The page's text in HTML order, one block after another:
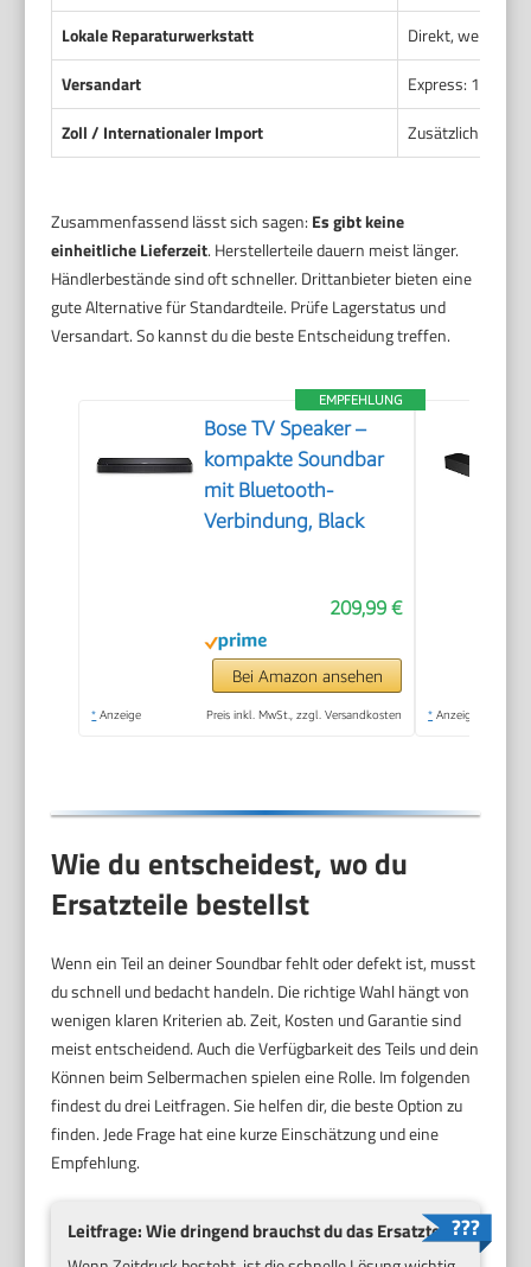
Lokale Reparaturwerkstatt
Direkt, wenn
Versandart
Express: 1–3
Zoll / Internationaler Import
Zusätzlich 3–14
Zusammenfassend lässt sich sagen: Es gibt keine
einheitliche Lieferzeit. Herstellerteile dauern meist länger.
Händlerbestände sind oft schneller. Drittanbieter bieten eine
gute Alternative für Standardteile. Prüfe Lagerstatus und
Versandart. So kannst du die beste Entscheidung treffen.
EMPFEHLUNG
Bose TV Speaker –
kompakte Soundbar
mit Bluetooth-
Verbindung, Black
209,99 €
Bei Amazon ansehen
* Anzeige Preis inkl. MwSt., zzgl. Versandkosten * Anzeige
Wie du entscheidest, wo du
Ersatzteile bestellst
Wenn ein Teil an deiner Soundbar fehlt oder defekt ist, musst
du schnell und bedacht handeln. Die richtige Wahl hängt von
wenigen klaren Kriterien ab. Zeit, Kosten und Garantie sind
meist entscheidend. Auch die Verfügbarkeit des Teils und dein
Können beim Selbermachen spielen eine Rolle. Im folgenden
findest du drei Leitfragen. Sie helfen dir, die beste Option zu
finden. Jede Frage hat eine kurze Einschätzung und eine
Empfehlung.
Leitfrage: Wie dringend brauchst du das Ersatzteil?